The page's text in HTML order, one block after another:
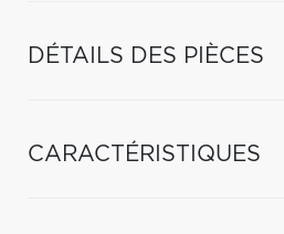
DÉTAILS DES PIÈCES
CARACTÉRISTIQUES